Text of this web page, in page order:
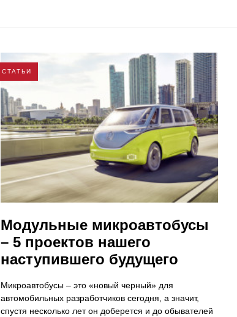
СТАТЬИ
Модульные микроавтобусы
– 5 проектов нашего
наступившего будущего
Микроавтобусы – это «новый черный» для
автомобильных разработчиков сегодня, а значит,
спустя несколько лет он доберется и до обывателей